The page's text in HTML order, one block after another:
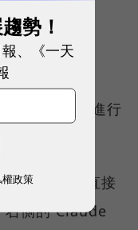
部編輯
對單一頁面進行
側縮圖區，直接
右側的 Claude
勢！
、《一天
政策